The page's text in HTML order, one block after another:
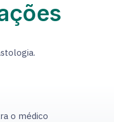
o médico